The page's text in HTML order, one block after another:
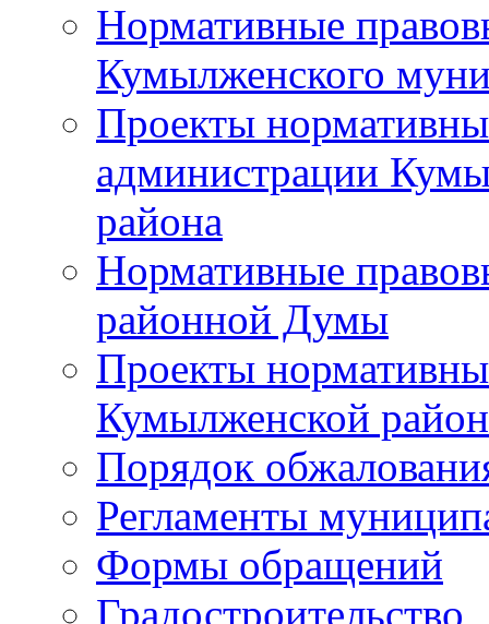
Нормативные
Кумылженского
Проекты
администрации
района
Нормативные
районной Думы
Проекты
Кумылженской
Порядок
Регламенты
Формы обращений
Градостроительство